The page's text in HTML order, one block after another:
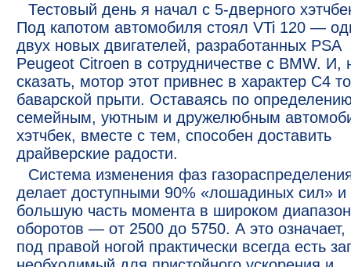
Тестовый день я начал с 5-дверного
Под капотом автомобиля стоял VTi 120 —
двух новых двигателей, разработанных PSA
Peugeot Citroen в сотрудничестве с BMW. И,
сказать, мотор этот привнес в характер С4
баварской прыти. Оставаясь по
семейным, уютным и дружелюбным
хэтчбек, вместе с тем, способен доставить
драйверские радости.
Система изменения фаз
делает доступными 90% «лошадиных сил» и
большую часть момента в широком
оборотов — от 2500 до 5750. А это означает,
под правой ногой практически всегда есть